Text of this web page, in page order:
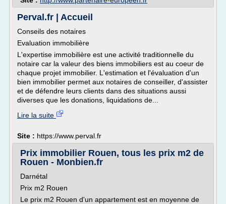
Perval.fr | Accueil
Conseils des notaires
Evaluation immobilière
L'expertise immobilière est une activité traditionnelle du
notaire car la valeur des biens immobiliers est au coeur de
chaque projet immobilier. L'estimation et l'évaluation d'un
bien immobilier permet aux notaires de conseiller, d'assister
et de défendre leurs clients dans des situations aussi
diverses que les donations, liquidations de...
Lire la suite
Site : https://www.perval.fr
Prix immobilier Rouen, tous les prix m2 de
Rouen - Monbien.fr
Darnétal
Prix m2 Rouen
Le prix m2 Rouen d'un appartement est en moyenne de